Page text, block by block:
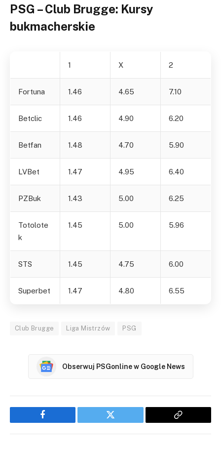
PSG – Club Brugge: Kursy
bukmacherskie
1 X 2
Fortuna 1.46 4.65 7.10
Betclic 1.46 4.90 6.20
Betfan 1.48 4.70 5.90
LVBet 1.47 4.95 6.40
PZBuk 1.43 5.00 6.25
Totolote
k
1.45 5.00 5.96
STS 1.45 4.75 6.00
Superbet 1.47 4.80 6.55
Club Brugge Liga Mistrzów PSG
Obserwuj PSGonline w Google News
Facebook Twitter
Copy